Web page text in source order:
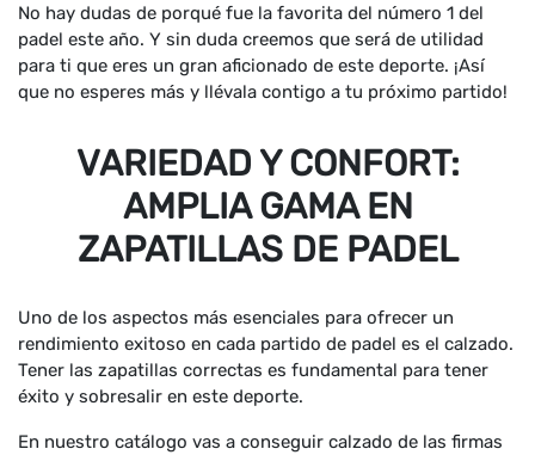
No hay dudas de porqué fue la favorita del número 1 del
padel este año. Y sin duda creemos que será de utilidad
para ti que eres un gran aficionado de este deporte. ¡Así
que no esperes más y llévala contigo a tu próximo partido!
VARIEDAD Y CONFORT:
AMPLIA GAMA EN
ZAPATILLAS DE PADEL
Uno de los aspectos más esenciales para ofrecer un
rendimiento exitoso en cada partido de padel es el calzado.
Tener las zapatillas correctas es fundamental para tener
éxito y sobresalir en este deporte.
En nuestro catálogo vas a conseguir calzado de las firmas